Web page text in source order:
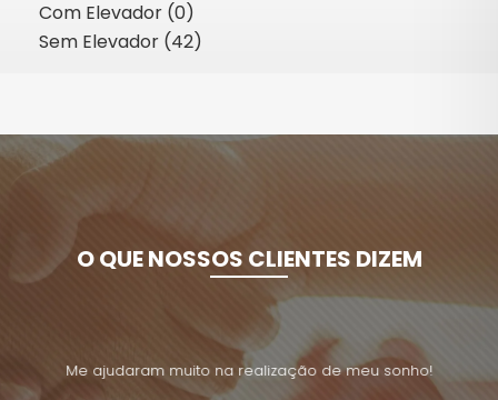
Com Elevador (0)
Sem Elevador (42)
O QUE NOSSOS CLIENTES DIZEM
Me ajudaram muito na realização de meu sonho!